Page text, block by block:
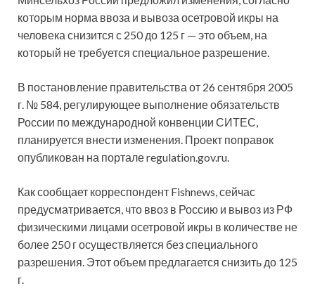
которым норма ввоза и вывоза осетровой икры на
человека снизится с 250 до 125 г — это объем, на
который не требуется специальное разрешение.
В постановление правительства от 26 сентября 2005
г. № 584, регулирующее выполнение обязательств
России по международной конвенции СИТЕС,
планируется внести изменения. Проект поправок
опубликован на портале regulation.gov.ru.
Как сообщает корреспондент Fishnews, сейчас
предусматривается, что ввоз в Россию и вывоз из РФ
физическими лицами осетровой икры в количестве не
более 250 г осуществляется без специального
разрешения. Этот объем предлагается снизить до 125
г.